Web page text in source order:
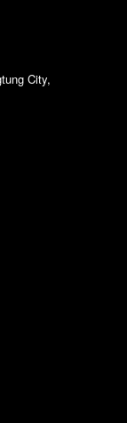
City,